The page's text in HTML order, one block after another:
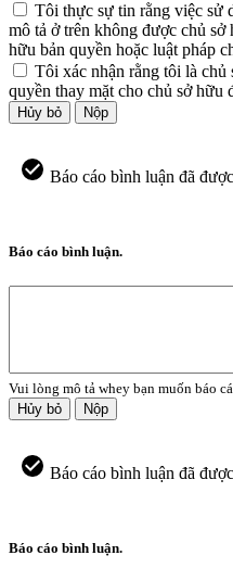
Tôi thực sự tin rằng việc sử
mô tả ở trên không được chủ sở
hữu bản quyền hoặc luật pháp
Tôi xác nhận rằng tôi là
quyền thay mặt cho chủ sở hữu
Hủy bỏ Nộp
Báo cáo bình luận đã
Báo cáo bình luận.
Vui lòng mô tả whey bạn muốn báo
Hủy bỏ
Nộp
Báo cáo bình luận đã
Báo cáo bình luận.